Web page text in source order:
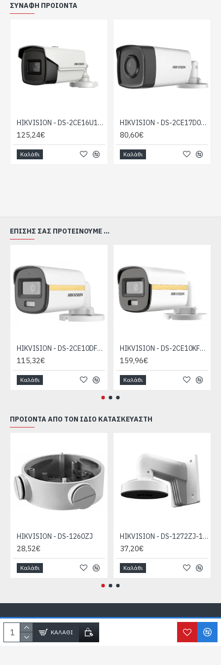
ΚΑΛΆΘΙ
Γωνία θέασης: 80°
Υπέρυθρος φωτισμός έως 80 μέτρα
Στεγανότητα IP67
ΣΥΝΑΦΉ ΠΡΟΙΌΝΤΑ
HIKVISION - DS-2CE16U1T-IT5F
125,24€
Καλάθι
HIKVISION - DS-2CE17D0T-IT5F(C)
80,60€
Καλάθι
ΕΠΊΣΗΣ ΣΑΣ ΠΡΟΤΕΊΝΟΥΜΕ ...
HIKVISION - DS-2CE10DF3T-LFS
115,32€
Καλάθι
HIKVISION - DS-2CE10KF3T-LE
159,96€
Καλάθι
ΠΡΟΙΌΝΤΑ ΑΠΌ ΤΟΝ ΊΔΙΟ ΚΑΤΑΣΚΕΥΑΣΤΉ
HIKVISION - DS-1260ZJ
28,52€
Καλάθι
HIKVISION - DS-1272ZJ-110-TRS
37,20€
Καλάθι
Copyright © SecureLife.gr2026, All Rights Reserved